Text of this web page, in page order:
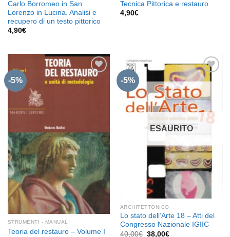
Carlo Borromeo in San
Lorenzo in Lucina. Analisi e
recupero di un testo pittorico
4,90€
Tecnica Pittorica e restauro
4,90€
-5%
STRUMENTI - MANUALI
Teoria del restauro – Volume I
-5%
Aggiungi
alla lista
dei
desideri
ESAURITO
ARCHITETTONICO
Lo stato dell’Arte 18 – Atti del
Congresso Nazionale IGIIC
40,00€ Il
38,00€Il